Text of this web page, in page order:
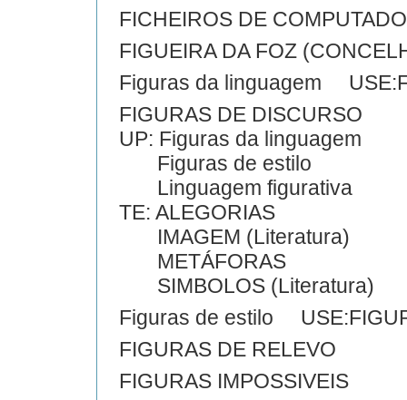
FICHEIROS DE
FIGUEIRA DA FOZ
Figuras da linguagem
FIGURAS DE DISCURSO
UP: Figuras da linguagem
Figuras de estilo
Linguagem figurativa
TE: ALEGORIAS
IMAGEM (Literatura)
METÁFORAS
SIMBOLOS (Literatura)
Figuras de estilo
FIGURAS DE RELEVO
FIGURAS IMPOSSIVEIS